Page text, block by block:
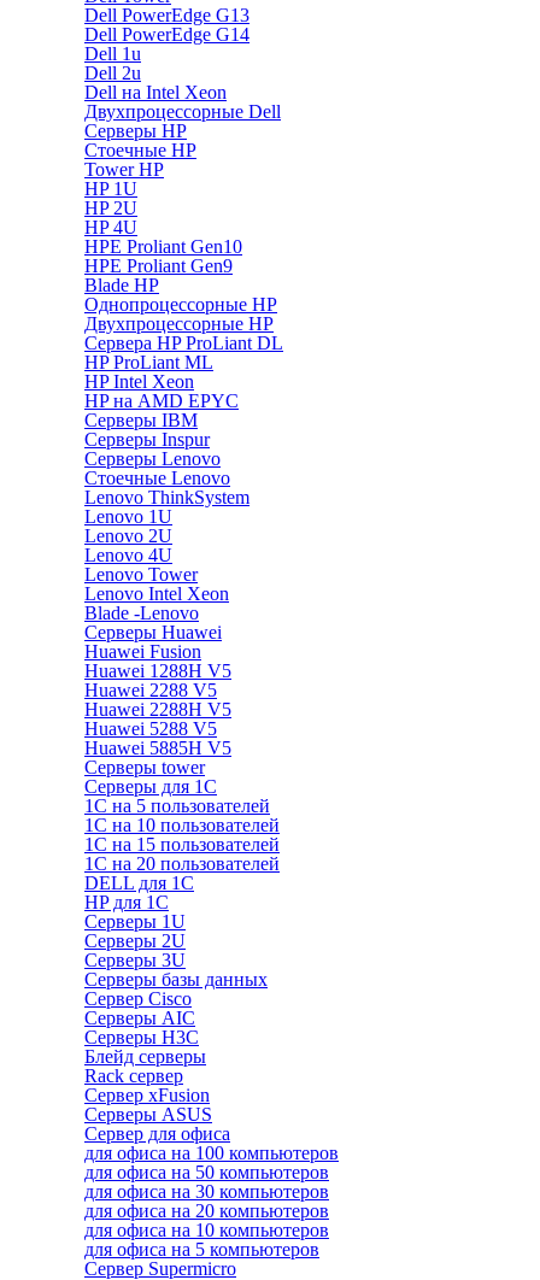
Dell PowerEdge G13
Dell PowerEdge G14
Dell 1u
Dell 2u
Dell на Intel Xeon
Двухпроцессорные Dell
Серверы HP
Стоечные HP
Tower HP
HP 1U
HP 2U
HP 4U
HPE Proliant Gen10
HPE Proliant Gen9
Blade HP
Однопроцессорные HP
Двухпроцессорные HP
Сервера HP ProLiant DL
HP ProLiant ML
HP Intel Xeon
HP на AMD EPYC
Серверы IBM
Серверы Inspur
Серверы Lenovo
Стоечные Lenovo
Lenovo ThinkSystem
Lenovo 1U
Lenovo 2U
Lenovo 4U
Lenovo Tower
Lenovo Intel Xeon
Blade -Lenovo
Серверы Huawei
Huawei Fusion
Huawei 1288H V5
Huawei 2288 V5
Huawei 2288H V5
Huawei 5288 V5
Huawei 5885H V5
Серверы tower
Серверы для 1C
1С на 5 пользователей
1С на 10 пользователей
1С на 15 пользователей
1С на 20 пользователей
DELL для 1С
HP для 1С
Серверы 1U
Серверы 2U
Серверы 3U
Серверы базы данных
Сервер Cisco
Серверы AIC
Серверы H3C
Блейд серверы
Rack сервер
Сервер xFusion
Серверы ASUS
Сервер для офиса
для офиса на 100 компьютеров
для офиса на 50 компьютеров
для офиса на 30 компьютеров
для офиса на 20 компьютеров
для офиса на 10 компьютеров
для офиса на 5 компьютеров
Сервер Supermicro